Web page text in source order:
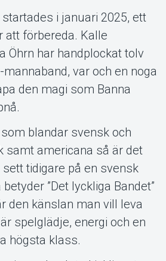
Tickster
startades i januari 2025, ett
att förbereda. Kalle
Öhrn har handplockat tolv
var och en noga
den magi som Banna
blandar svensk och
samt americana så är det
tidigare på en svensk
”Det lyckliga Bandet”
den känslan man vill leva
spelglädje, energi och en
högsta klass.